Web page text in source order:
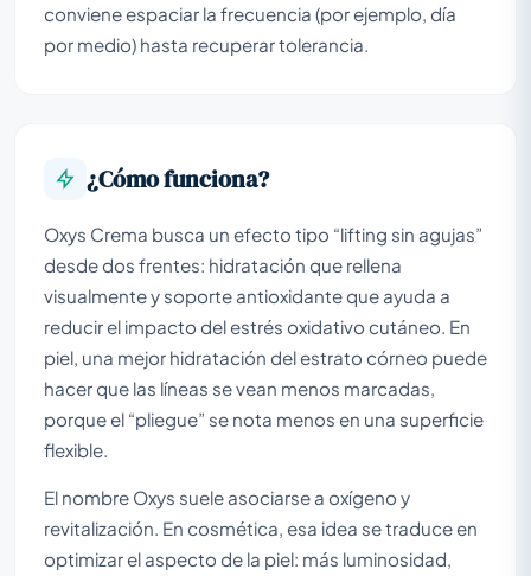
conviene espaciar la frecuencia (por ejemplo, día
por medio) hasta recuperar tolerancia.
¿Cómo funciona?
Oxys Crema busca un efecto tipo “lifting sin agujas”
desde dos frentes: hidratación que rellena
visualmente y soporte antioxidante que ayuda a
reducir el impacto del estrés oxidativo cutáneo. En
piel, una mejor hidratación del estrato córneo puede
hacer que las líneas se vean menos marcadas,
porque el “pliegue” se nota menos en una superficie
flexible.
El nombre Oxys suele asociarse a oxígeno y
revitalización. En cosmética, esa idea se traduce en
optimizar el aspecto de la piel: más luminosidad,